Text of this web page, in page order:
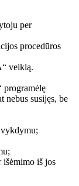
per
procedūros
veiklą.
programėlę
nebus susijęs, be
išėmimo iš jos